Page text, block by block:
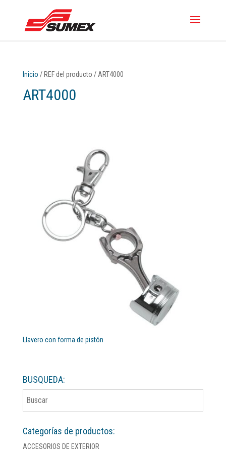
Inicio / REF del producto / ART4000
ART4000
Llavero con forma de pistón
BUSQUEDA:
Categorías de productos:
ACCESORIOS DE EXTERIOR